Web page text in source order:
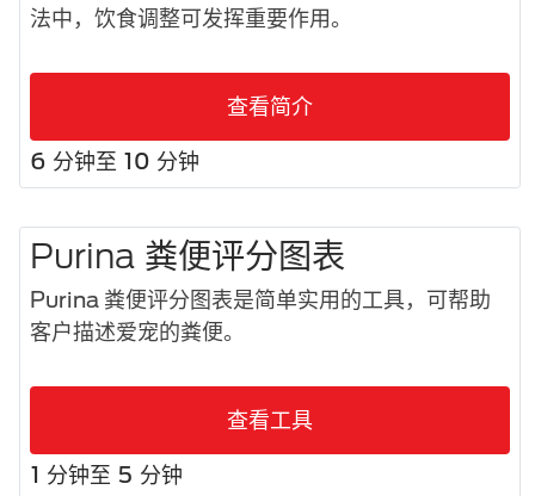
法中，饮食调整可发挥重要作用。
查看简介
6 分钟至 10 分钟
Purina 粪便评分图表
Purina 粪便评分图表是简单实用的工具，可帮助
客户描述爱宠的粪便。
查看工具
1 分钟至 5 分钟